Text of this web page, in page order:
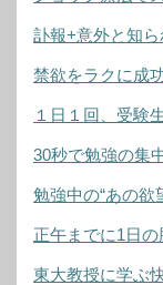
訃報+意外と知
禁欲をラクに成
１日１回、受験
30秒で勉強の集
勉強中の“あの欲
正午までに1日
東大教授に学ぶ